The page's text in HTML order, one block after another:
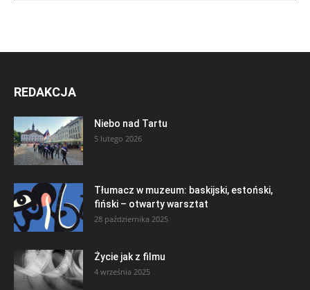
REDAKCJA
Niebo nad Tartu
5 lutego 2026
Tłumacz w muzeum: baskijski, estoński,
fiński – otwarty warsztat
28 października 2025
Życie jak z filmu
4 września 2025